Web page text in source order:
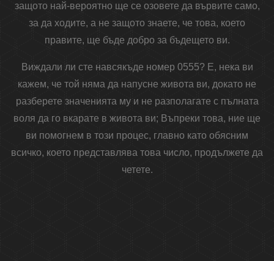
защото най-вероятно ще се озовете да вървите само,
за да ходите, а не защото знаете, че това, което
правите, ще бъде добро за бъдещето ви.
Виждали ли сте навсякъде номер 0555? Е, нека ви
кажем, че той няма да напусне живота ви, докато не
разберете значенията му и не разполагате с пълната
воля да го вкарате в живота ви; Въпреки това, ние ще
ви помогнем в този процес, главно като обясним
всичко, което представлява това число, продължете да
четете.